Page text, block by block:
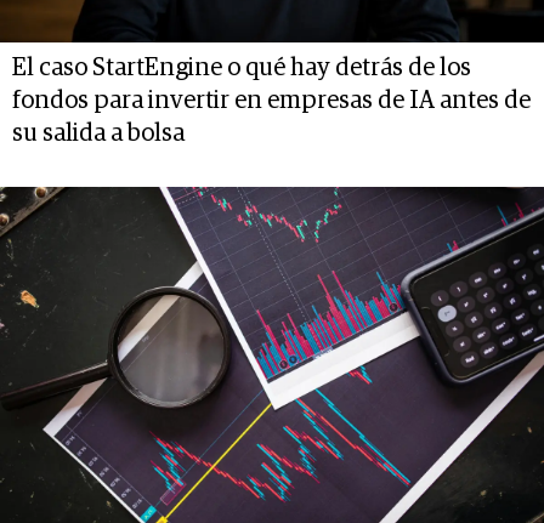
El caso StartEngine o qué hay detrás de los
fondos para invertir en empresas de IA antes de
su salida a bolsa